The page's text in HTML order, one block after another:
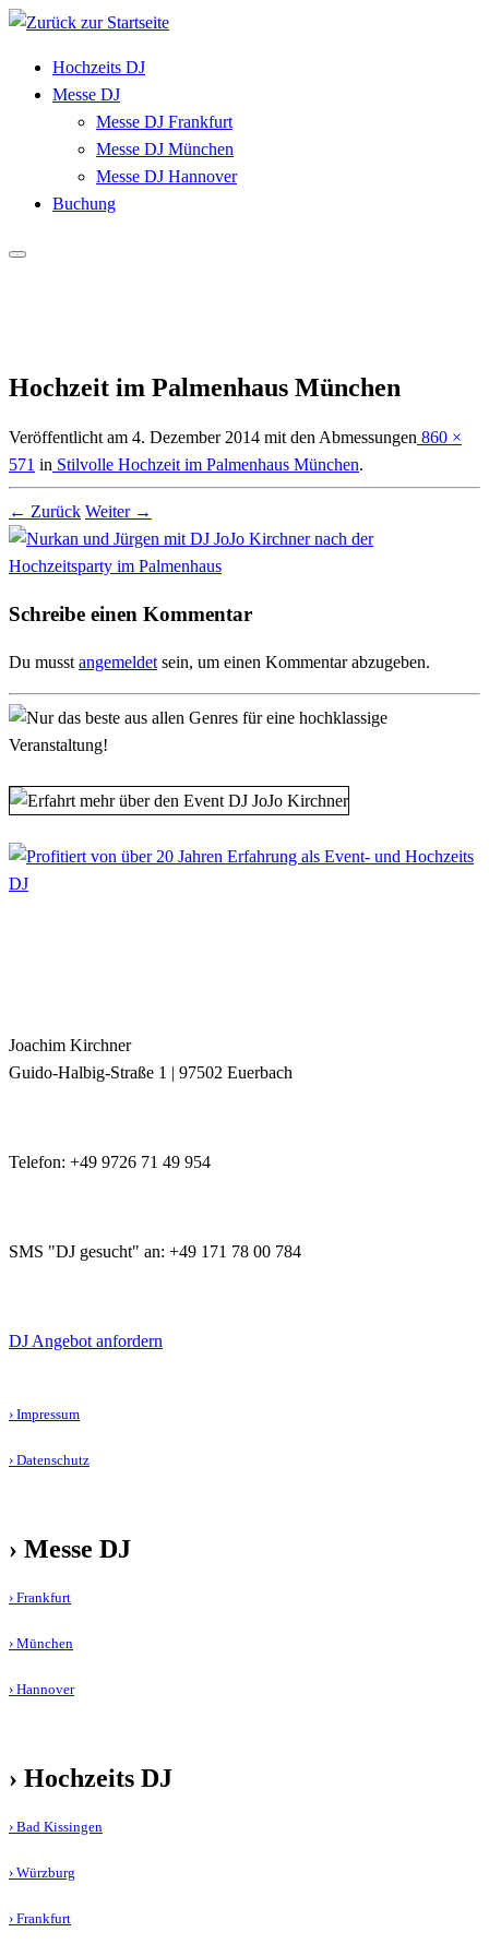
Zum
springenHochzeits DJ
Messe DJ
Messe DJ Frankfurt
Messe DJ München
Messe DJ Hannover
Buchung
Hochzeit im Palmenhaus München
Veröffentlicht am 4. Dezember 2014 mit den Abmessungen 860 ×
571 in Stilvolle Hochzeit im Palmenhaus München.
← Zurück Weiter →
Schreibe einen Kommentar
Du musst angemeldet sein, um einen Kommentar abzugeben.
Joachim Kirchner
Guido-Halbig-Straße 1 | 97502 Euerbach
Telefon: +49 9726 71 49 954
SMS "DJ gesucht" an: +49 171 78 00 784
DJ Angebot anfordern
› Impressum
› Datenschutz
› Messe DJ
› Frankfurt
› München
› Hannover
› Hochzeits DJ
› Bad Kissingen
› Würzburg
› Frankfurt